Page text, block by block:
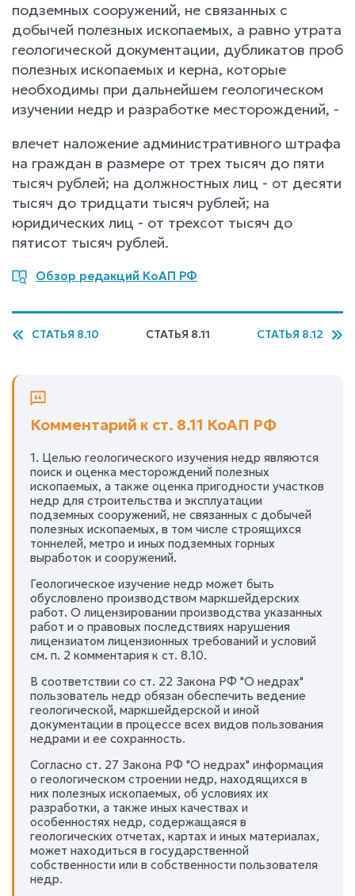
подземных сооружений, не связанных с
добычей полезных ископаемых, а равно утрата
геологической документации, дубликатов проб
полезных ископаемых и керна, которые
необходимы при дальнейшем геологическом
изучении недр и разработке месторождений, -
влечет наложение административного штрафа
на граждан в размере от трех тысяч до пяти
тысяч рублей; на должностных лиц - от десяти
тысяч до тридцати тысяч рублей; на
юридических лиц - от трехсот тысяч до
пятисот тысяч рублей.
Обзор редакций КоАП РФ
СТАТЬЯ 8.10 СТАТЬЯ 8.11 СТАТЬЯ 8.12
Комментарий к ст. 8.11 КоАП РФ
1. Целью геологического изучения недр являются
поиск и оценка месторождений полезных
ископаемых, а также оценка пригодности участков
недр для строительства и эксплуатации
подземных сооружений, не связанных с добычей
полезных ископаемых, в том числе строящихся
тоннелей, метро и иных подземных горных
выработок и сооружений.
Геологическое изучение недр может быть
обусловлено производством маркшейдерских
работ. О лицензировании производства указанных
работ и о правовых последствиях нарушения
лицензиатом лицензионных требований и условий
см. п. 2 комментария к ст. 8.10.
В соответствии со ст. 22 Закона РФ "О недрах"
пользователь недр обязан обеспечить ведение
геологической, маркшейдерской и иной
документации в процессе всех видов пользования
недрами и ее сохранность.
Согласно ст. 27 Закона РФ "О недрах" информация
о геологическом строении недр, находящихся в
них полезных ископаемых, об условиях их
разработки, а также иных качествах и
особенностях недр, содержащаяся в
геологических отчетах, картах и иных материалах,
может находиться в государственной
собственности или в собственности пользователя
недр.